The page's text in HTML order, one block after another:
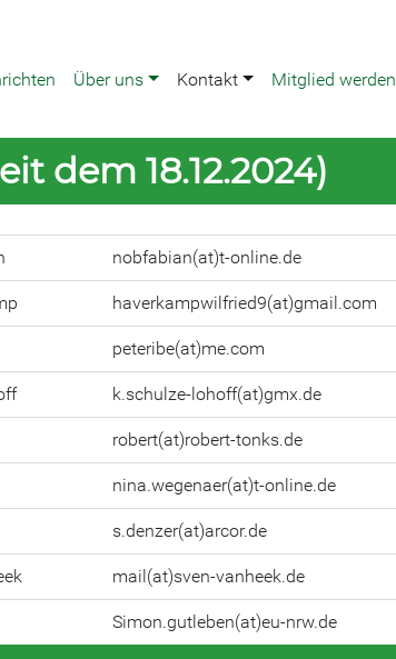
Über uns Kontakt Mitglied werden
dem 18.12.2024)
nobfabian(at)t-online.de
haverkampwilfried9(at)gmail.com
peteribe(at)me.com
k.schulze-lohoff(at)gmx.de
robert(at)robert-tonks.de
nina.wegenaer(at)t-online.de
s.denzer(at)arcor.de
mail(at)sven-vanheek.de
Simon.gutleben(at)eu-nrw.de